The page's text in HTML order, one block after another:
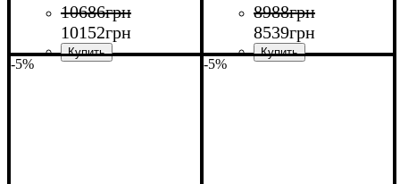
10686грн
10152грн
8988грн
8539грн
-5% -5%